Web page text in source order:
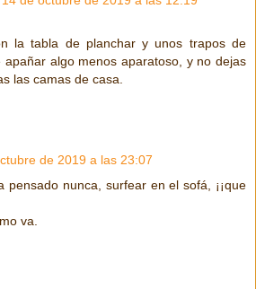
la tabla de planchar y unos trapos de
apañar algo menos aparatoso, y no dejas
las camas de casa.
de 2019 a las 23:07
pensado nunca, surfear en el sofá, ¡¡que
va.